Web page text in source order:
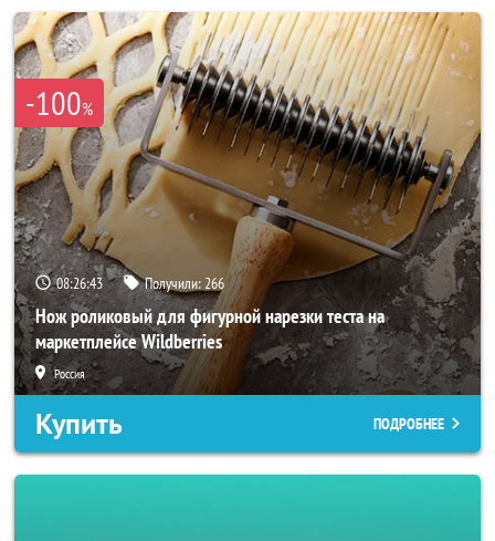
-100%
08:26:40 Получили:266
Нож роликовый для фигурной нарезки теста на
маркетплейсе Wildberries
Россия
Купить ПОДРОБНЕЕ